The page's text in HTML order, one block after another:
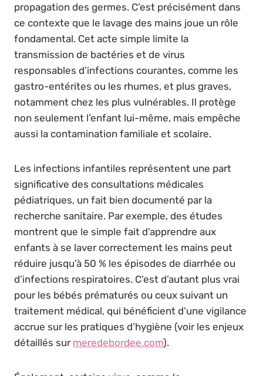
propagation des germes. C’est précisément dans
ce contexte que le lavage des mains joue un rôle
fondamental. Cet acte simple limite la
transmission de bactéries et de virus
responsables d’infections courantes, comme les
gastro-entérites ou les rhumes, et plus graves,
notamment chez les plus vulnérables. Il protège
non seulement l’enfant lui-même, mais empêche
aussi la contamination familiale et scolaire.
Les infections infantiles représentent une part
significative des consultations médicales
pédiatriques, un fait bien documenté par la
recherche sanitaire. Par exemple, des études
montrent que le simple fait d’apprendre aux
enfants à se laver correctement les mains peut
réduire jusqu’à 50 % les épisodes de diarrhée ou
d’infections respiratoires. C’est d’autant plus vrai
pour les bébés prématurés ou ceux suivant un
traitement médical, qui bénéficient d’une vigilance
accrue sur les pratiques d’hygiène (voir les enjeux
détaillés sur meredebordee.com).